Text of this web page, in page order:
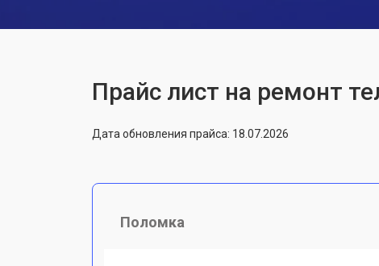
Прайс лист на ремонт
Дата обновления прайса: 18.07.2026
Поломка